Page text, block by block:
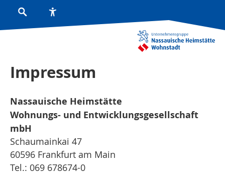
Impressum
Nassauische Heimstätte
Wohnungs- und Entwicklungsgesellschaft
mbH
Schaumainkai 47
60596 Frankfurt am Main
Tel.: 069 678674-0